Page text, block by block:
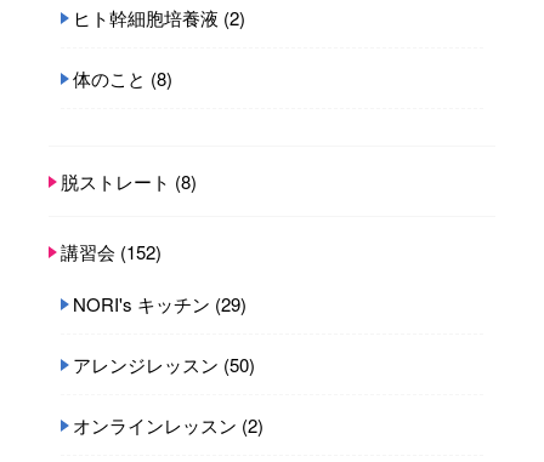
ヒト幹細胞培養液 (2)
体のこと (8)
脱ストレート (8)
講習会 (152)
NORI's キッチン (29)
アレンジレッスン (50)
オンラインレッスン (2)